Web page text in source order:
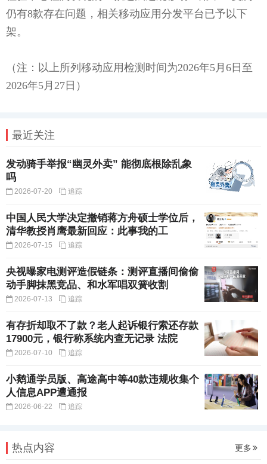
仍有8款存在问题，相关移动应用分发平台已予以下
架。
（注：以上所列移动应用检测时间为2026年5月6日至
2026年5月27日）
最近关注
发动骑手举报“幽灵外卖” 能彻底根除乱象
吗
2026-07-20 追踪
中国人民大学决定撤销蒋方舟硕士学位后，
清华教授肖鹰最新回应：此事我的工
2026-07-15 追踪
央视曝家电测评造假链条：测评直播间偷偷
动手脚抹黑竞品、和水军唱双簧收割
2026-07-13 追踪
有存折却取不了款？老人起诉银行索还存款
17900元，银行称系统内查无记录 法院
2026-07-10 追踪
小鹅通学员版、高途高中等40款违规收集个
人信息APP遭通报
2026-06-22 追踪
热点内容 更多